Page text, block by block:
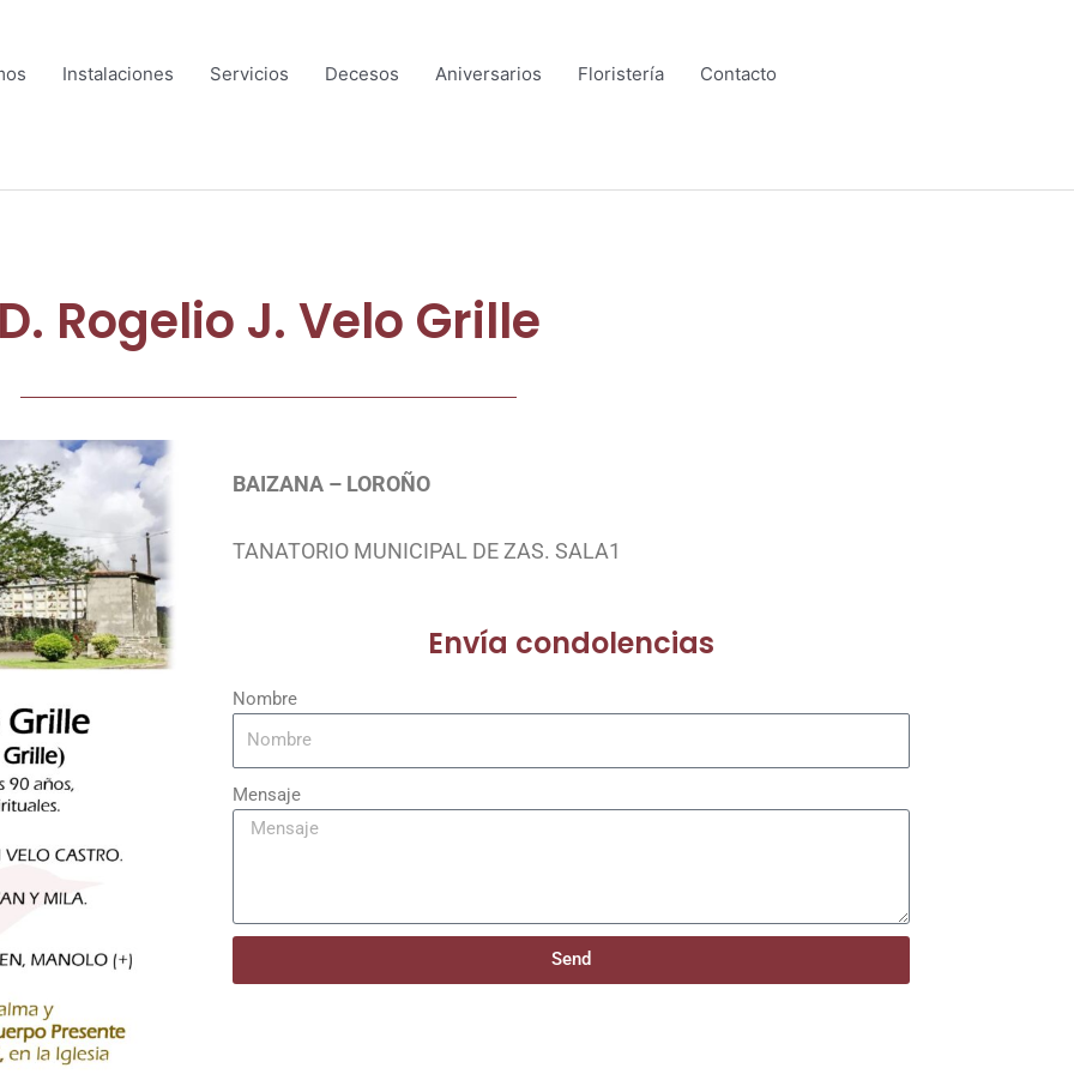
Instalaciones Servicios Decesos Aniversarios Floristería Contacto
D. Rogelio J. Velo Grille
BAIZANA – LOROÑO
TANATORIO MUNICIPAL DE ZAS. SALA1
Envía condolencias
Nombre
Mensaje
Send